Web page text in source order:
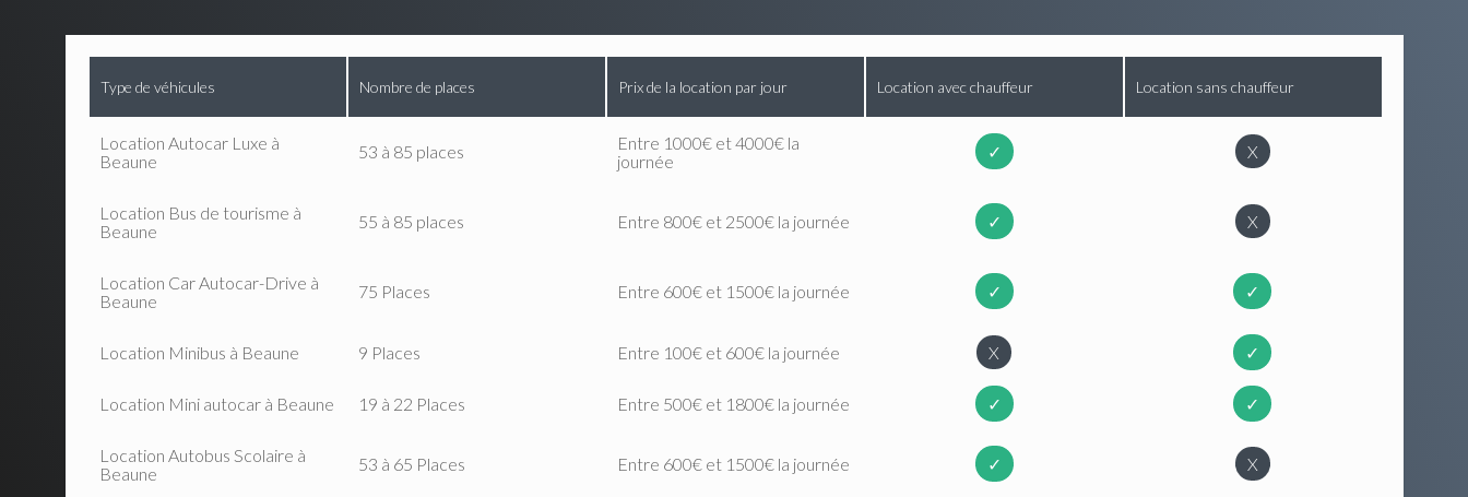
Type de véhicules Nombre de places Prix de la location par jour Location avec chauffeur Location sans chauffeur
Location Autocar Luxe à
Beaune
53 à 85 places
Entre 1000€ et 4000€ la
journée
✓ X
Location Bus de tourisme à
Beaune
55 à 85 places Entre 800€ et 2500€ la journée ✓ X
Location Car Autocar-Drive à
Beaune
75 Places Entre 600€ et 1500€ la journée ✓ ✓
Location Minibus à Beaune 9 Places Entre 100€ et 600€ la journée X ✓
Location Mini autocar à Beaune 19 à 22 Places Entre 500€ et 1800€ la journée ✓ ✓
Location Autobus Scolaire à
Beaune
53 à 65 Places Entre 600€ et 1500€ la journée ✓ X